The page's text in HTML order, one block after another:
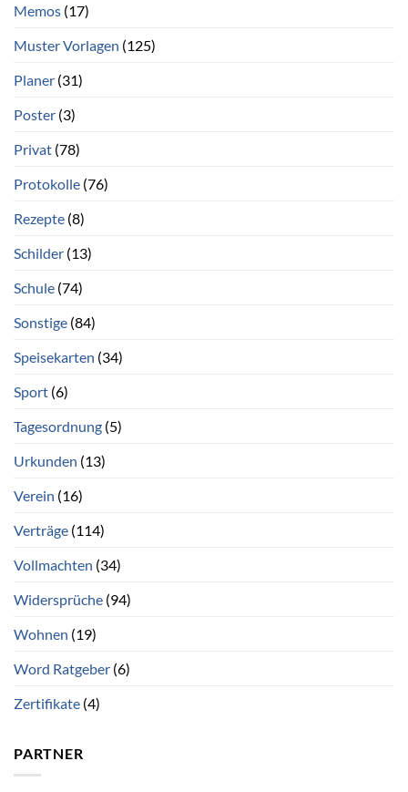
Memos (17)
Muster Vorlagen (125)
Planer (31)
Poster (3)
Privat (78)
Protokolle (76)
Rezepte (8)
Schilder (13)
Schule (74)
Sonstige (84)
Speisekarten (34)
Sport (6)
Tagesordnung (5)
Urkunden (13)
Verein (16)
Verträge (114)
Vollmachten (34)
Widersprüche (94)
Wohnen (19)
Word Ratgeber (6)
Zertifikate (4)
PARTNER